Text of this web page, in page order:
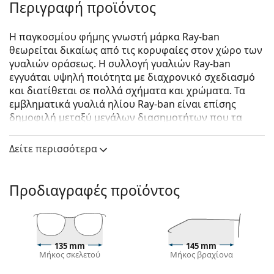
Περιγραφή προϊόντος
Η παγκοσμίου φήμης γνωστή μάρκα Ray-ban
θεωρείται δικαίως από τις κορυφαίες στον χώρο των
γυαλιών οράσεως. Η συλλογή γυαλιών Ray-ban
εγγυάται υψηλή ποιότητα με διαχρονικό σχεδιασμό
και διατίθεται σε πολλά σχήματα και χρώματα. Τα
εμβληματικά γυαλιά ηλίου Ray-ban είναι επίσης
δημοφιλή μεταξύ μεγάλων διασημοτήτων που τα
Ray-Ban Oval RB3547 001/31
Δείτε πώς φαίνονται πάνω σας αυτά τα γυαλιά ηλίου
με τη λειτουργία του Εικονικού καθρέφτη του
Lentiamo.
Σκελετός γυαλιών ηλίου
Το χρυσό χρώμα του σκελετού ταιριάζει απόλυτα
Δείτε περισσότερα
Προδιαγραφές προϊόντος
135 mm
Μήκος σκελετού
145 mm
Μήκος βραχίονα